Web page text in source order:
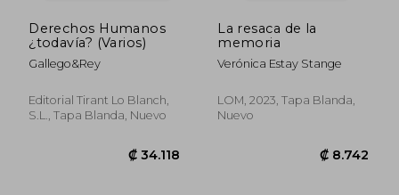
Derechos Humanos
¿todavía? (Varios)
Gallego&Rey
Editorial Tirant Lo Blanch,
S.L., Tapa Blanda, Nuevo
La resaca de la
memoria
Verónica Estay Stange
LOM, 2023, Tapa Blanda,
Nuevo